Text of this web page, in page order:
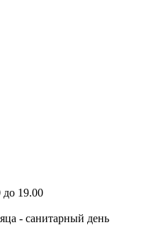
до 19.00
- санитарный день